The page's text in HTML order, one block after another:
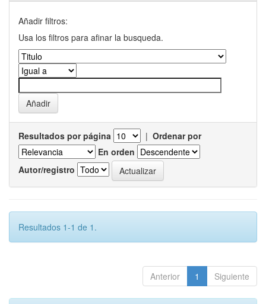
Añadir filtros:
Usa los filtros para afinar la busqueda.
Resultados por página | Ordenar por
En orden
Autor/registro
Resultados 1-1 de 1.
Anterior 1 Siguiente